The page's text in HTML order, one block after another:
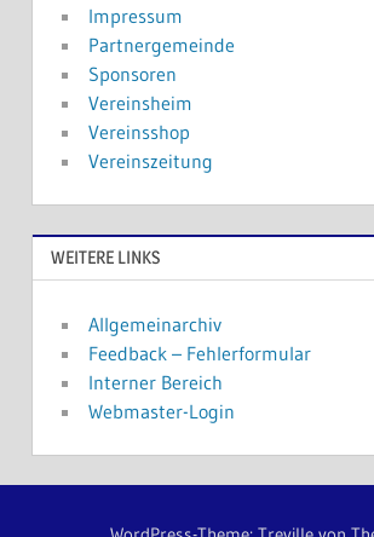
Impressum
Partnergemeinde
Sponsoren
Vereinsheim
Vereinsshop
Vereinszeitung
WEITERE LINKS
Allgemeinarchiv
Feedback – Fehlerformular
Interner Bereich
Webmaster-Login